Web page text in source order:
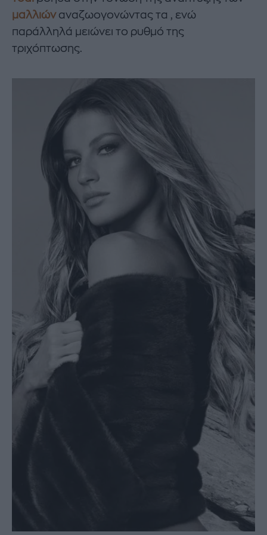
μαλλιώναναζωογονώντας τα , ενώ
παράλληλά μειώνει το ρυθμό της
τριχόπτωσης.